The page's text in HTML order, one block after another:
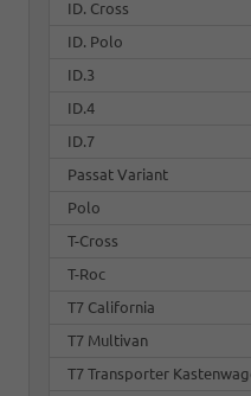
ID. Cross
ID. Polo
ID.3
ID.4
ID.7
Passat Variant
Polo
T-Cross
T-Roc
T7 California
T7 Multivan
T7 Transporter